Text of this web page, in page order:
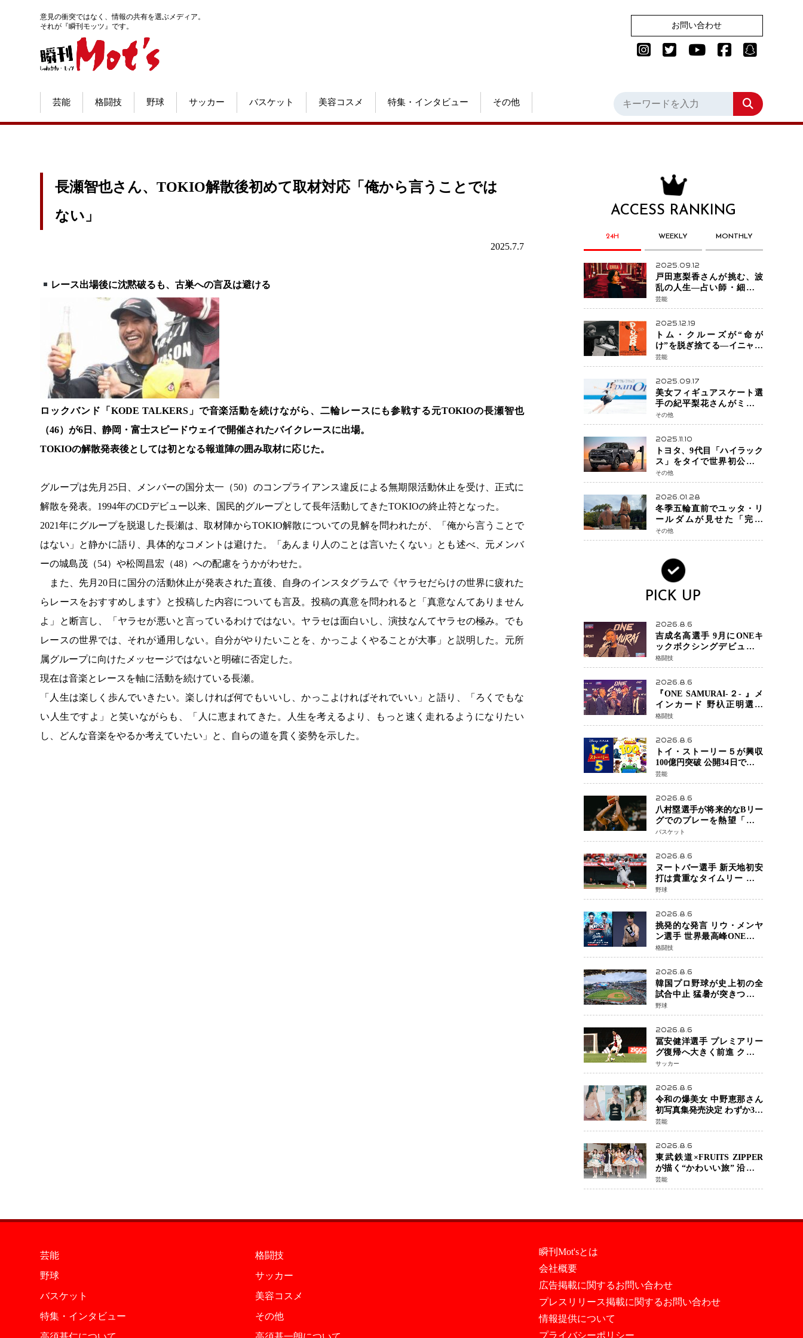
意見の衝突ではなく、情報の共有を選ぶメディア。
それが『瞬刊モッツ』です。
お問い合わせ
芸能 格闘技 野球 サッカー バスケット 美容コスメ 特集・インタビュー その他
長瀬智也さん、TOKIO解散後初めて取材対応「俺から言うことでは
ない」
2025.7.7
レース出場後に沈黙破るも、古巣への言及は避ける
ロックバンド「KODE TALKERS」で音楽活動を続けながら、二輪レースにも参戦する元TOKIOの長瀬智也
（46）が6日、静岡・富士スピードウェイで開催されたバイクレースに出場。
TOKIOの解散発表後としては初となる報道陣の囲み取材に応じた。
グループは先月25日、メンバーの国分太一（50）のコンプライアンス違反による無期限活動休止を受け、正式に
解散を発表。1994年のCDデビュー以来、国民的グループとして長年活動してきたTOKIOの終止符となった。
2021年にグループを脱退した長瀬は、取材陣からTOKIO解散についての見解を問われたが、「俺から言うことで
はない」と静かに語り、具体的なコメントは避けた。「あんまり人のことは言いたくない」とも述べ、元メンバ
ーの城島茂（54）や松岡昌宏（48）への配慮をうかがわせた。
また、先月20日に国分の活動休止が発表された直後、自身のインスタグラムで《ヤラセだらけの世界に疲れた
らレースをおすすめします》と投稿した内容についても言及。投稿の真意を問われると「真意なんてありません
よ」と断言し、「ヤラセが悪いと言っているわけではない。ヤラセは面白いし、演技なんてヤラセの極み。でも
レースの世界では、それが通用しない。自分がやりたいことを、かっこよくやることが大事」と説明した。元所
属グループに向けたメッセージではないと明確に否定した。
現在は音楽とレースを軸に活動を続けている長瀬。
「人生は楽しく歩んでいきたい。楽しければ何でもいいし、かっこよければそれでいい」と語り、「ろくでもな
い人生ですよ」と笑いながらも、「人に恵まれてきた。人生を考えるより、もっと速く走れるようになりたい
し、どんな音楽をやるか考えていたい」と、自らの道を貫く姿勢を示した。
ACCESS RANKING
24H WEEKLY MONTHLY
2025.09.12
戸田恵梨香さんが挑む、波
乱の人生―占い師・細木数
子をNetflixで実写化
芸能
2025.12.19
トム・クルーズが“命が
け”を脱ぎ捨てる―イニャリ
トゥ監督と挑む前代未聞の
大惨事コメディ「DIGGER
ディガー」始動
芸能
2025.09.17
美女フィギュアスケート選
手の紀平梨花さんがミラノ
五輪出場断念 中部選手権欠
場を発表「安全最優先の判
断」
その他
2025.11.10
トヨタ、9代目「ハイラック
ス」をタイで世界初公開
電動化戦略の象徴となる
BEVモデルを初設定
その他
2026.01.28
冬季五輪直前でユッタ・リ
ールダムが見せた「完成
形」転倒と涙を越えて─ミラ
ノで金を狙うオランダ女王
その他
PICK UP
2026.8.6
吉成名高選手 9月にONEキ
ックボクシングデビュー決
定 チャトリCEOがサプライ
ズ発表 2カ月連続参戦へ
格闘技
2026.8.6
『ONE SAMURAI-２- 』メ
インカード 野杁正明選手
「彼を倒して勝つ」 リウ・
メンヤンとの因縁に決着へ
再起を懸けたONEフェザー
級トーナメント初戦
格闘技
2026.8.6
トイ・ストーリー５が興収
100億円突破 公開34日でピク
サー作品 史上最速 日本歴代
シリーズ最高更新も目前
芸能
2026.8.6
八村塁選手が将来的なBリー
グでのプレーを熱望「一つ
の夢ですね」スター帰還が
リーグ価値を押し上げる可
能性
バスケット
2026.8.6
ヌートバー選手 新天地初安
打は貴重なタイムリー 本拠
地ファンが大歓声 笑顔で歓
喜
野球
2026.8.6
挑発的な発言 リウ・メンヤ
ン選手 世界最高峰ONEで浮
き彫りになる 日本キックボ
クシングが直面する“技術
戦”の現在地
格闘技
2026.8.6
韓国プロ野球が史上初の全
試合中止 猛暑が突きつけた
「屋外スポーツの限界」 日
本発のドーム型施設時代へ
野球
2026.8.6
冨安健洋選手 プレミアリー
グ復帰へ大きく前進 クリス
タルパレス加入目前 メディ
カルチェックも通過
サッカー
2026.8.6
令和の爆美女 中野恵那さん
初写真集発売決定 わずか3日
で2560万インプレッション
を記録した話題の美貌を凝
縮
芸能
2026.8.6
東武鉄道×FRUITS ZIPPER
が描く“かわいい旅” 沿線を
舞台にした「TOBU KAWAII
PROJECT」が開幕
芸能
芸能
格闘技
野球
サッカー
バスケット
美容コスメ
特集・インタビュー
その他
瞬刊Mot'sとは
会社概要
広告掲載に関するお問い合わせ
プレスリリース掲載に関するお問い合わせ
情報提供について
プライバシーポリシー